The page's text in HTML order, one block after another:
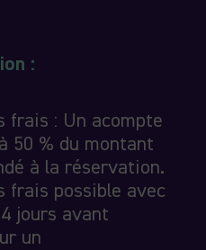
:
frais : Un acompte
50 % du montant
à la réservation.
frais possible avec
jours avant
un